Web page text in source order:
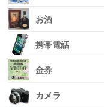
お酒
携帯電話
金券
カメラ